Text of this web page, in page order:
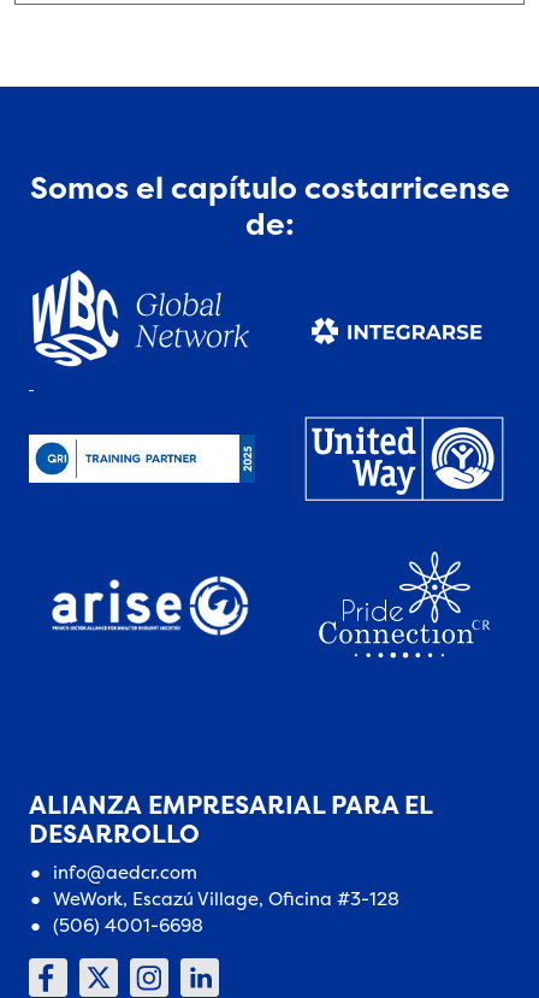
Somos el capítulo costarricense
de:
ALIANZA EMPRESARIAL PARA EL
DESARROLLO
info@aedcr.com
WeWork, Escazú Village, Oficina #3-128
(506) 4001-6698